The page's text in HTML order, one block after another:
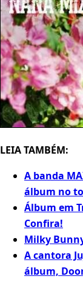
LEIA TAMBÉM:
A banda
álbum no
Álbum em
Confira!
Milky
A cantora
álbum,